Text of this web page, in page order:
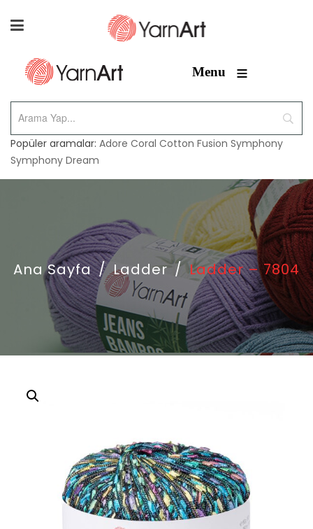
Menu ≡
Popüler aramalar: Adore Coral Cotton Fusion Symphony
Symphony Dream
Ana Sayfa / Ladder / Ladder – 7804